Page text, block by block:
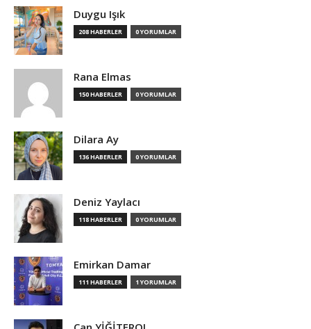
Duygu Işık
208 HABERLER 0 YORUMLAR
Rana Elmas
150 HABERLER 0 YORUMLAR
Dilara Ay
136 HABERLER 0 YORUMLAR
Deniz Yaylacı
118 HABERLER 0 YORUMLAR
Emirkan Damar
111 HABERLER 1 YORUMLAR